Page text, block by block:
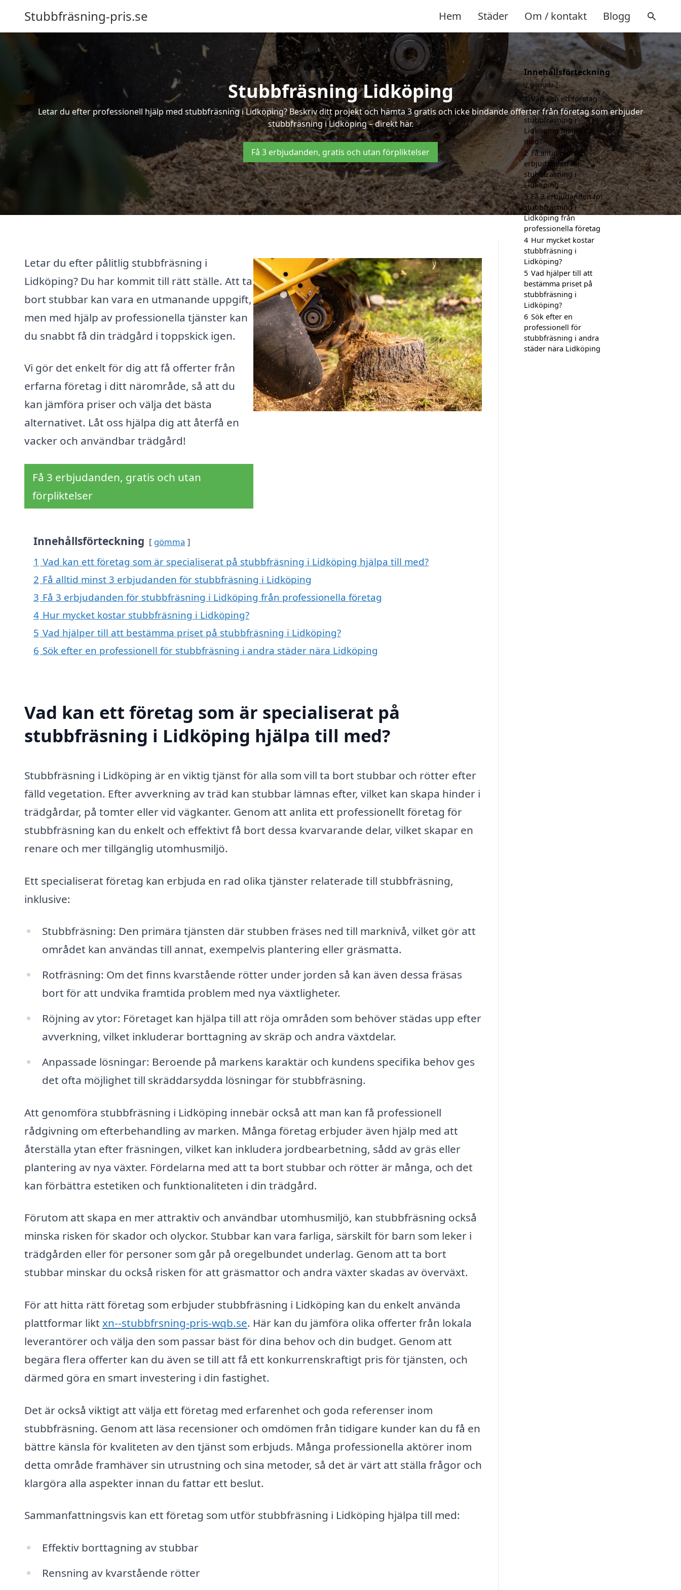
Stubbfräsning-pris.se Hem Städer Om / kontakt Blogg
Stubbfräsning Lidköping
Letar du efter professionell hjälp med stubbfräsning i Lidköping? Beskriv ditt projekt och hämta 3 gratis och icke bindande offerter från företag som erbjuder
stubbfräsning i Lidköping – direkt här.
Få 3 erbjudanden, gratis och utan förpliktelser
Letar du efter pålitlig stubbfräsning i
Lidköping? Du har kommit till rätt ställe. Att ta
bort stubbar kan vara en utmanande uppgift,
men med hjälp av professionella tjänster kan
du snabbt få din trädgård i toppskick igen.
Vi gör det enkelt för dig att få offerter från
erfarna företag i ditt närområde, så att du
kan jämföra priser och välja det bästa
alternativet. Låt oss hjälpa dig att återfå en
vacker och användbar trädgård!
Få 3 erbjudanden, gratis och utan
förpliktelser
Innehållsförteckning gömma
1 Vad kan ett företag som är specialiserat på stubbfräsning i Lidköping hjälpa till med?
2 Få alltid minst 3 erbjudanden för stubbfräsning i Lidköping
3 Få 3 erbjudanden för stubbfräsning i Lidköping från professionella företag
4 Hur mycket kostar stubbfräsning i Lidköping?
5 Vad hjälper till att bestämma priset på stubbfräsning i Lidköping?
6 Sök efter en professionell för stubbfräsning i andra städer nära Lidköping
Vad kan ett företag som är specialiserat på
stubbfräsning i Lidköping hjälpa till med?
Stubbfräsning i Lidköping är en viktig tjänst för alla som vill ta bort stubbar och rötter efter
fälld vegetation. Efter avverkning av träd kan stubbar lämnas efter, vilket kan skapa hinder i
trädgårdar, på tomter eller vid vägkanter. Genom att anlita ett professionellt företag för
stubbfräsning kan du enkelt och effektivt få bort dessa kvarvarande delar, vilket skapar en
renare och mer tillgänglig utomhusmiljö.
Ett specialiserat företag kan erbjuda en rad olika tjänster relaterade till stubbfräsning,
inklusive:
Stubbfräsning: Den primära tjänsten där stubben fräses ned till marknivå, vilket gör att
området kan användas till annat, exempelvis plantering eller gräsmatta.
Rotfräsning: Om det finns kvarstående rötter under jorden så kan även dessa fräsas
bort för att undvika framtida problem med nya växtligheter.
Röjning av ytor: Företaget kan hjälpa till att röja områden som behöver städas upp efter
avverkning, vilket inkluderar borttagning av skräp och andra växtdelar.
Anpassade lösningar: Beroende på markens karaktär och kundens specifika behov ges
det ofta möjlighet till skräddarsydda lösningar för stubbfräsning.
Att genomföra stubbfräsning i Lidköping innebär också att man kan få professionell
rådgivning om efterbehandling av marken. Många företag erbjuder även hjälp med att
återställa ytan efter fräsningen, vilket kan inkludera jordbearbetning, sådd av gräs eller
plantering av nya växter. Fördelarna med att ta bort stubbar och rötter är många, och det
kan förbättra estetiken och funktionaliteten i din trädgård.
Förutom att skapa en mer attraktiv och användbar utomhusmiljö, kan stubbfräsning också
minska risken för skador och olyckor. Stubbar kan vara farliga, särskilt för barn som leker i
trädgården eller för personer som går på oregelbundet underlag. Genom att ta bort
stubbar minskar du också risken för att gräsmattor och andra växter skadas av överväxt.
För att hitta rätt företag som erbjuder stubbfräsning i Lidköping kan du enkelt använda
plattformar likt xn--stubbfrsning-pris-wqb.se. Här kan du jämföra olika offerter från lokala
leverantörer och välja den som passar bäst för dina behov och din budget. Genom att
begära flera offerter kan du även se till att få ett konkurrenskraftigt pris för tjänsten, och
därmed göra en smart investering i din fastighet.
Det är också viktigt att välja ett företag med erfarenhet och goda referenser inom
stubbfräsning. Genom att läsa recensioner och omdömen från tidigare kunder kan du få en
bättre känsla för kvaliteten av den tjänst som erbjuds. Många professionella aktörer inom
detta område framhäver sin utrustning och sina metoder, så det är värt att ställa frågor och
klargöra alla aspekter innan du fattar ett beslut.
Sammanfattningsvis kan ett företag som utför stubbfräsning i Lidköping hjälpa till med:
Effektiv borttagning av stubbar
Rensning av kvarstående rötter
Innehållsförteckning
gömma
1 Vad kan ett företag
som är specialiserat på
stubbfräsning i
Lidköping hjälpa till
med?
2 Få alltid minst 3
erbjudanden för
stubbfräsning i
Lidköping
3 Få 3 erbjudanden för
stubbfräsning i
Lidköping från
professionella företag
4 Hur mycket kostar
stubbfräsning i
Lidköping?
5 Vad hjälper till att
bestämma priset på
stubbfräsning i
Lidköping?
6 Sök efter en
professionell för
stubbfräsning i andra
städer nära Lidköping